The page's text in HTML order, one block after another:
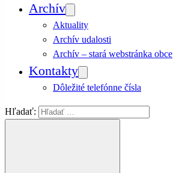
Archív
Aktuality
Archív udalosti
Archív – stará webstránka obce
Kontakty
Dôležité telefónne čísla
Hľadať: